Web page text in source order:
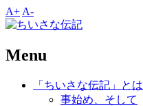
A+ A-
Menu
「ちいさな伝記」とは
事始め、そして